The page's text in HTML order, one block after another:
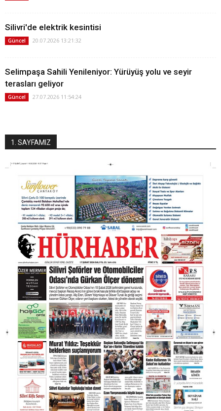
Silivri'de elektrik kesintisi
Güncel 20.07.2026 13:21:32
Selimpaşa Sahili Yenileniyor: Yürüyüş yolu ve seyir
terasları geliyor
Güncel 27.07.2026 11:54:24
1. SAYFAMIZ